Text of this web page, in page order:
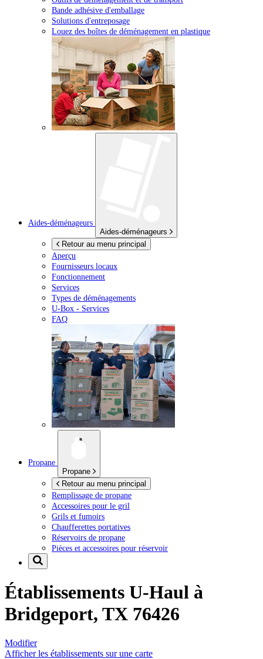
Bande adhésive d'emballage
Solutions d'entreposage
Louez des boîtes de déménagement en plastique
Aides-déménageurs
Aides-déménageurs
Retour au menu principal
Aperçu
Fournisseurs locaux
Fonctionnement
Services
Types de déménagements
U-Box - Services
FAQ
Propane
Propane
Retour au menu principal
Remplissage de propane
Accessoires pour le gril
Grils et fumoirs
Chaufferettes portatives
Réservoirs de propane
Pièces et accessoires pour réservoir
Établissements U-Haul à
Bridgeport, TX 76426
Modifier
Afficher les établissements sur une carte